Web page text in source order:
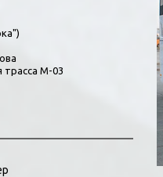
трасса М-03